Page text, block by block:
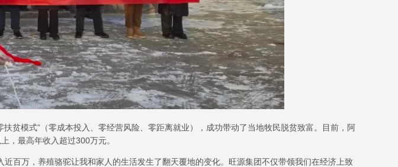
模式”（零成本投入、零经营风险、零距离就业），成功带动了当地牧民脱贫致富。目前，阿
，最高年收入超过300万元。
百万，养殖骆驼让我和家人的生活发生了翻天覆地的变化。旺源集团不仅带领我们在经济上致